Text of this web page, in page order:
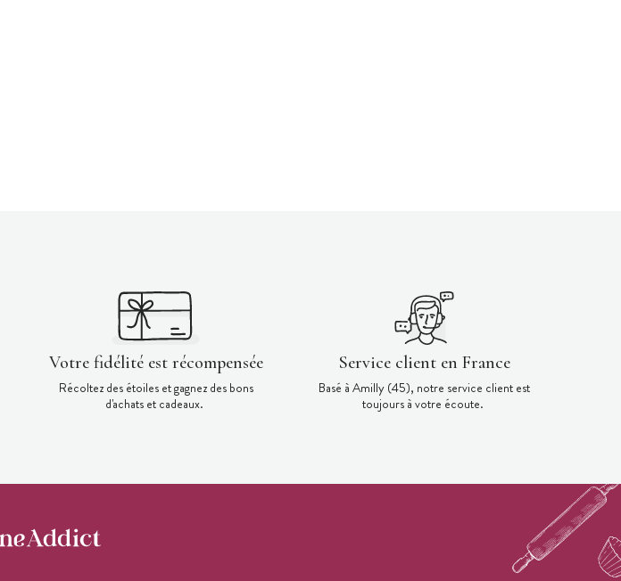
Votre fidélité est récompensée
Récoltez des étoiles et gagnez des bons
d'achats et cadeaux.
Service client en France
Basé à Amilly (45), notre service client est
toujours à votre écoute.